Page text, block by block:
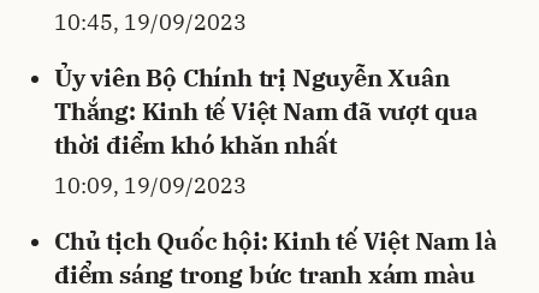
10:45, 19/09/2023
Ủy viên Bộ Chính trị Nguyễn Xuân
Thắng: Kinh tế Việt Nam đã vượt qua
thời điểm khó khăn nhất
10:09, 19/09/2023
Chủ tịch Quốc hội: Kinh tế Việt Nam là
điểm sáng trong bức tranh xám màu